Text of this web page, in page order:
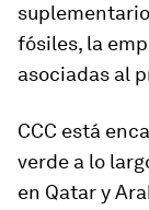
fósiles, la
asociadas al
CCC está
verde a lo
en Qatar y